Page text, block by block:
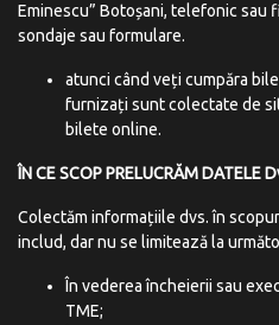
Eminescu” Botoșani, telefonic sau
sondaje sau formulare.
atunci când veți cumpăra
furnizați sunt colectate de
bilete online.
ÎN CESCOP PRELUCRĂMDATELE
Colectăm informațiile dvs. în
includ, dar nu se limitează la
În vederea încheierii sau
TME;